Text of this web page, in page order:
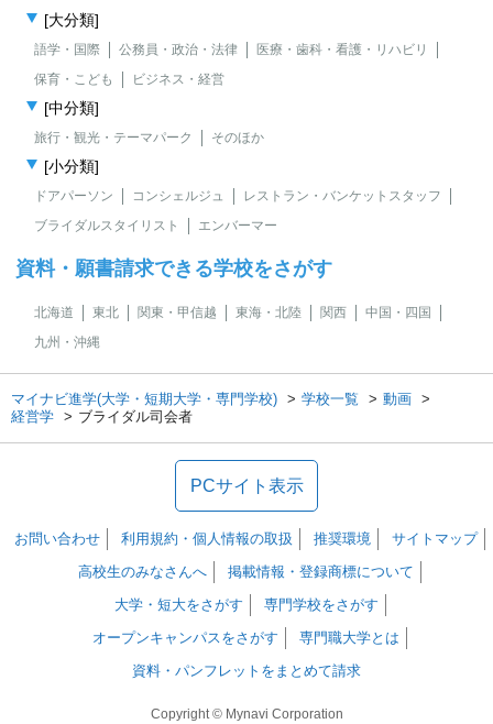
[大分類]
語学・国際 公務員・政治・法律
医療・歯科・看護・リハビリ
保育・こども
ビジネス・経営
[中分類]
旅行・観光・テーマパーク そのほか
[小分類]
ドアパーソン コンシェルジュ
レストラン・バンケットスタッフ
ブライダルスタイリスト
エンバーマー
資料・願書請求できる学校をさがす
北海道 東北 関東・甲信越 東海・北陸 関西
中国・四国
九州・沖縄
マイナビ進学(大学・短期大学・専門学校) 学校一覧
動画
経営学
ブライダル司会者
PCサイト表示
お問い合わせ 利用規約・個人情報の取扱 推奨環境
サイトマップ
高校生のみなさんへ
掲載情報・登録商標について
大学・短大をさがす
専門学校をさがす
オープンキャンパスをさがす
専門職大学とは
資料・パンフレットをまとめて請求
Copyright © Mynavi Corporation